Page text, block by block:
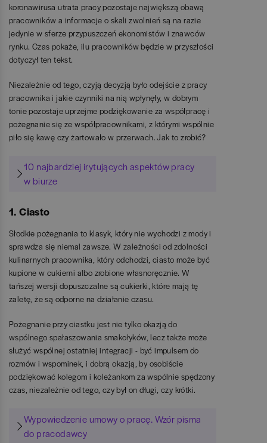
koronawirusa utrata pracy pozostaje największą obawą
pracowników a informacje o skali zwolnień są na razie
jedynie w sferze przypuszczeń ekonomistów i znawców
rynku. Czas pokaże, ilu pracowników będzie w przyszłości
dotyczył ten tekst.
Niezależnie od tego, czyją decyzją było odejście z pracy
pracownika i jakie czynniki na nią wpłynęły, w dobrym
tonie pozostaje uprzejme podziękowanie za współpracę i
pożegnanie się ze współpracownikami, z którymi wspólnie
piło się kawę czy żartowało w przerwach. Jak to zrobić?
10 najbardziej irytujących aspektów pracy
w biurze
1. Ciasto
Słodkie pożegnania to klasyk, który nie wychodzi z mody i
sprawdza się niemal zawsze. W zależności od zdolności
kulinarnych pracownika, który odchodzi, ciasto może być
kupione w cukierni albo zrobione własnoręcznie. W
tańszej wersji dopuszczalne są cukierki, które mają tę
zaletę, że są odporne na działanie czasu.
Pożegnanie przy ciastku jest nie tylko okazją do
wspólnego spałaszowania smakołyków, lecz także może
służyć wspólnej ostatniej integracji - być impulsem do
rozmów i wspominek, i dobrą okazją, by osobiście
podziękować kolegom i koleżankom za wspólnie spędzony
czas, niezależnie od tego, czy był on długi, czy krótki.
Wypowiedzenie umowy o pracę. Wzór pisma
do pracodawcy